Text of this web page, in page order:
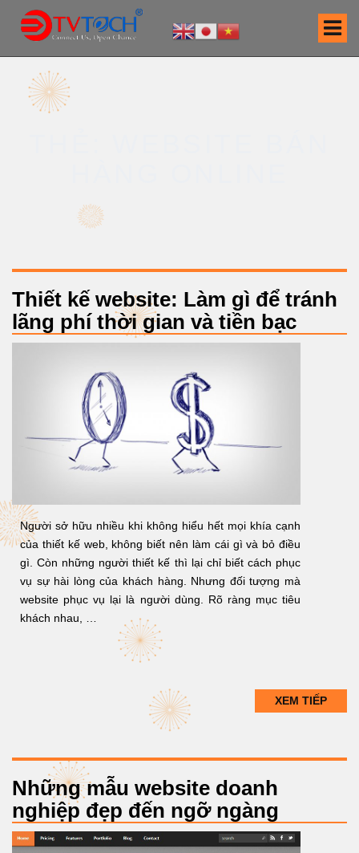
Thiết kế website: Làm gì để tránh
lãng phí thời gian và tiền bạc
Người sở hữu nhiều khi không hiểu hết mọi khía cạnh
của thiết kế web, không biết nên làm cái gì và bỏ điều
gì. Còn những người thiết kế thì lại chỉ biết cách phục
vụ sự hài lòng của khách hàng. Nhưng đối tượng mà
website phục vụ lại là người dùng. Rõ ràng mục tiêu
khách nhau, …
XEM TIẾP
Những mẫu website doanh
nghiệp đẹp đến ngỡ ngàng